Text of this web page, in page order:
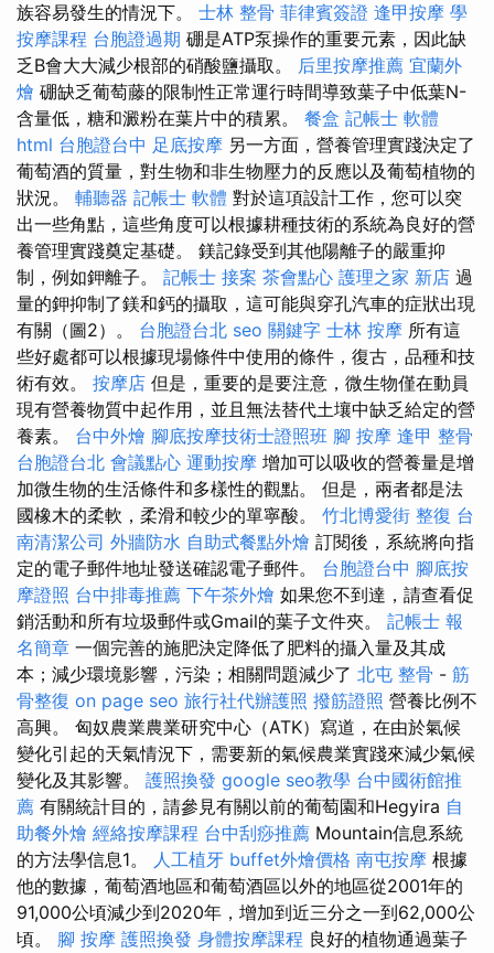
族容易發生的情況下。 士林 整骨 菲律賓簽證 逢甲按摩 學
按摩課程 台胞證過期 硼是ATP泵操作的重要元素，因此缺
乏B會大大減少根部的硝酸鹽攝取。 后里按摩推薦 宜蘭外
燴 硼缺乏葡萄藤的限制性正常運行時間導致葉子中低葉N-
含量低，糖和澱粉在葉片中的積累。 餐盒 記帳士 軟體
html 台胞證台中 足底按摩 另一方面，營養管理實踐決定了
葡萄酒的質量，對生物和非生物壓力的反應以及葡萄植物的
狀況。 輔聽器 記帳士 軟體 對於這項設計工作，您可以突
出一些角點，這些角度可以根據耕種技術的系統為良好的營
養管理實踐奠定基礎。 鎂記錄受到其他陽離子的嚴重抑
制，例如鉀離子。 記帳士 接案 茶會點心 護理之家 新店 過
量的鉀抑制了鎂和鈣的攝取，這可能與穿孔汽車的症狀出現
有關（圖2）。 台胞證台北 seo 關鍵字 士林 按摩 所有這
些好處都可以根據現場條件中使用的條件，復古，品種和技
術有效。 按摩店 但是，重要的是要注意，微生物僅在動員
現有營養物質中起作用，並且無法替代土壤中缺乏給定的營
養素。 台中外燴 腳底按摩技術士證照班 腳 按摩 逢甲 整骨
台胞證台北 會議點心 運動按摩 增加可以吸收的營養量是增
加微生物的生活條件和多樣性的觀點。 但是，兩者都是法
國橡木的柔軟，柔滑和較少的單寧酸。 竹北博愛街 整復 台
南清潔公司 外牆防水 自助式餐點外燴 訂閱後，系統將向指
定的電子郵件地址發送確認電子郵件。 台胞證台中 腳底按
摩證照 台中排毒推薦 下午茶外燴 如果您不到達，請查看促
銷活動和所有垃圾郵件或Gmail的葉子文件夾。 記帳士 報
名簡章 一個完善的施肥決定降低了肥料的攝入量及其成
本；減少環境影響，污染；相關問題減少了 北屯 整骨 - 筋
骨整復 on page seo 旅行社代辦護照 撥筋證照 營養比例不
高興。 匈奴農業農業研究中心（ATK）寫道，在由於氣候
變化引起的天氣情況下，需要新的氣候農業實踐來減少氣候
變化及其影響。 護照換發 google seo教學 台中國術館推
薦 有關統計目的，請參見有關以前的葡萄園和Hegyira 自
助餐外燴 經絡按摩課程 台中刮痧推薦 Mountain信息系統
的方法學信息1。 人工植牙 buffet外燴價格 南屯按摩 根據
他的數據，葡萄酒地區和葡萄酒區以外的地區從2001年的
91,000公頃減少到2020年，增加到近三分之一到62,000公
頃。 腳 按摩 護照換發 身體按摩課程 良好的植物通過葉子